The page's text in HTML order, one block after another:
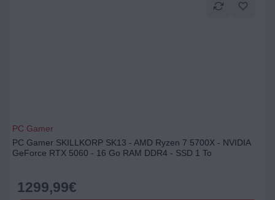
PC Gamer
PC Gamer SKILLKORP SK13 - AMD Ryzen 7 5700X - NVIDIA
GeForce RTX 5060 - 16 Go RAM DDR4 - SSD 1 To
1299,99€